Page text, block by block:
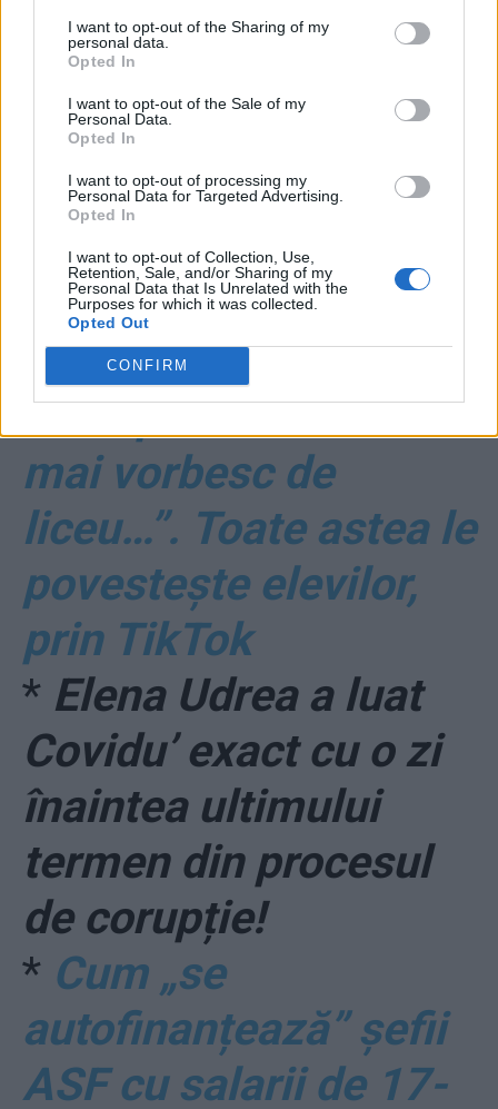
I want to opt-out of the Sharing of my
personal data.
Opted In
I want to opt-out of the Sale of my
Personal Data.
Opted In
I want to opt-out of processing my
Personal Data for Targeted Advertising.
Opted In
I want to opt-out of Collection, Use,
Retention, Sale, and/or Sharing of my
Personal Data that Is Unrelated with the
Purposes for which it was collected.
Opted Out
CONFIRM
«S-o vezi dezbrăcată,
e super fit!»”
VIDEO. Abjectul
Cumpănașu despre
profesoare: „La 14-15
ani făceau sex cu
mine prin toaletă. Nu
mai vorbesc de
liceu…”. Toate astea le
povestește elevilor,
prin TikTok
* Elena Udrea a luat
Covidu’ exact cu o zi
înaintea ultimului
termen din procesul
de corupție!
* Cum „se
autofinanțează” șefii
ASF cu salarii de 17-